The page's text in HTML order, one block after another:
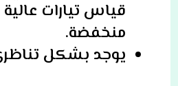
قياس تيارات
منخفضة.
يوجد بشكل